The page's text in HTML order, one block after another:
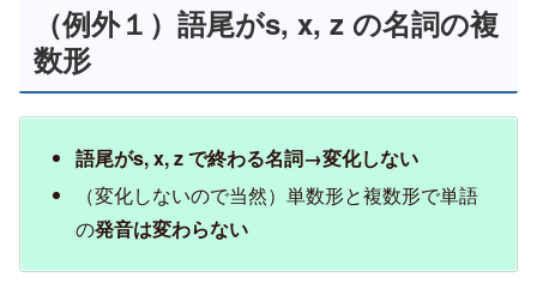
（例外１）語尾がs, x, z の名詞の複
数形
語尾がs, x, z で終わる名詞→変化しない
（変化しないので当然）単数形と複数形で単語
の発音は変わらない